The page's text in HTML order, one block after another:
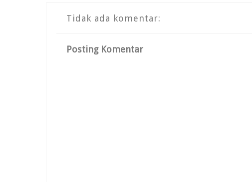
Tidak ada komentar:
Posting Komentar